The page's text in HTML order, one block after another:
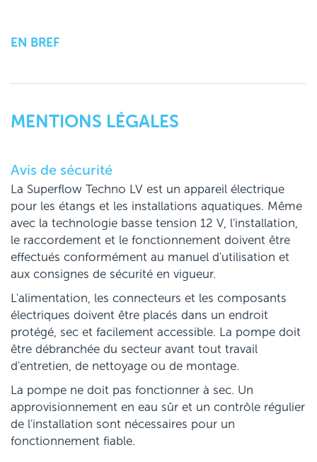
EN BREF
MENTIONS LÉGALES
Avis de sécurité
La Superflow Techno LV est un appareil électrique
pour les étangs et les installations aquatiques. Même
avec la technologie basse tension 12 V, l'installation,
le raccordement et le fonctionnement doivent être
effectués conformément au manuel d'utilisation et
aux consignes de sécurité en vigueur.
L'alimentation, les connecteurs et les composants
électriques doivent être placés dans un endroit
protégé, sec et facilement accessible. La pompe doit
être débranchée du secteur avant tout travail
d'entretien, de nettoyage ou de montage.
La pompe ne doit pas fonctionner à sec. Un
approvisionnement en eau sûr et un contrôle régulier
de l'installation sont nécessaires pour un
fonctionnement fiable.